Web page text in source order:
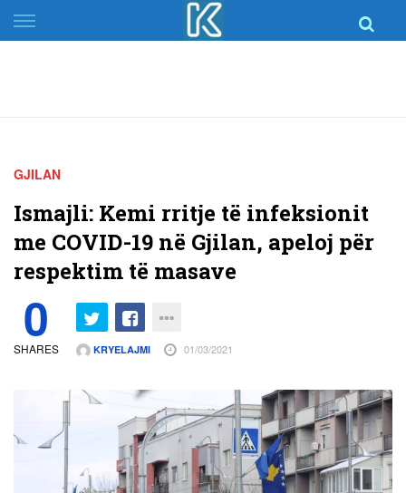
Skip
to
GJILAN
Ismajli: Kemi rritje të infeksionit
me COVID-19 në Gjilan, apeloj për
respektim të masave
0
SHARES KRYELAJMI 01/03/2021